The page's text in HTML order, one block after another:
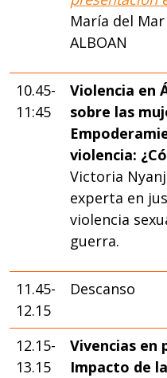
María del
ALBOAN
10.45-
11:45
Violencia en
sobre las
violencia:
Victoria
experta en
violencia
guerra.
11.45-
12.15
Descanso
12.15-
13.15
Vivencias en
Impacto de